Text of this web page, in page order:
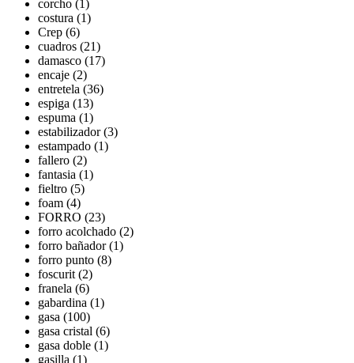
corcho (1)
costura (1)
Crep (6)
cuadros (21)
damasco (17)
encaje (2)
entretela (36)
espiga (13)
espuma (1)
estabilizador (3)
estampado (1)
fallero (2)
fantasia (1)
fieltro (5)
foam (4)
FORRO (23)
forro acolchado (2)
forro bañador (1)
forro punto (8)
foscurit (2)
franela (6)
gabardina (1)
gasa (100)
gasa cristal (6)
gasa doble (1)
gasilla (1)